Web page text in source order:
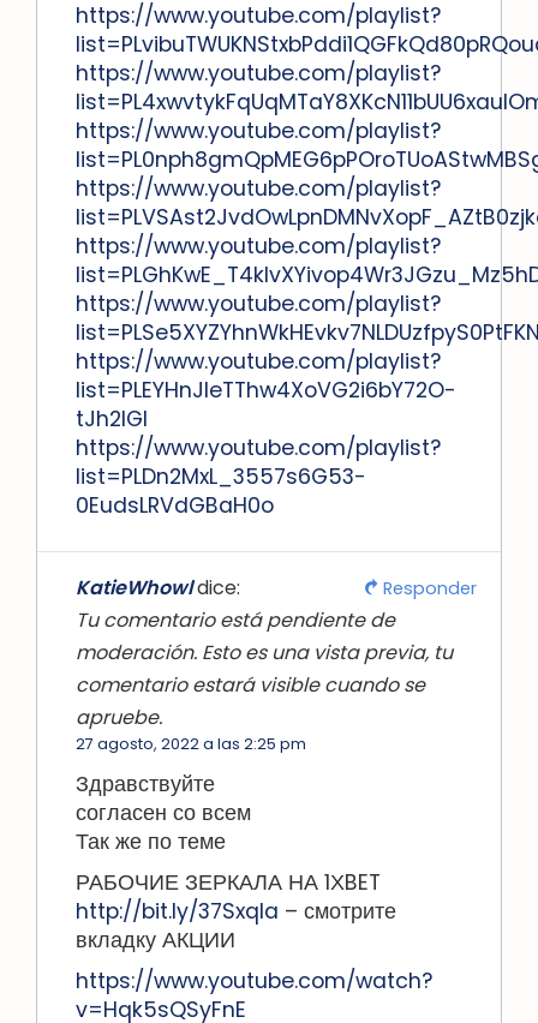
https://www.youtube.com/playlist?
https://www.youtube.com/playlist?
https://www.youtube.com/playlist?
https://www.youtube.com/playlist?
https://www.youtube.com/playlist?
https://www.youtube.com/playlist?
https://www.youtube.com/playlist?
list=PLEYHnJIeTThw4XoVG2i6bY72O-
tJh2lGI
https://www.youtube.com/playlist?
list=PLDn2MxL_3557s6G53-
0EudsLRVdGBaH0o
KatieWhowldice:
Tu comentario está pendiente de
moderación. Esto es una vista previa, tu
comentario estará visible cuando se
apruebe.
27 agosto, 2022 a las 2:25 pm
Здравствуйте
согласен со всем
Так же по теме
РАБОЧИЕ ЗЕРКАЛА НА 1ХBET
http://bit.ly/37SxqIa – смотрите
вкладку АКЦИИ
https://www.youtube.com/watch?
v=Hqk5sQSyFnE
Responder